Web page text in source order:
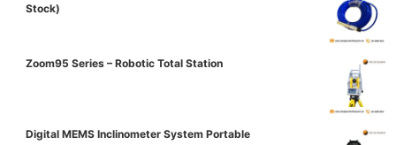
Stock)
Zoom95 Series – Robotic Total Station
Digital MEMS Inclinometer System Portable